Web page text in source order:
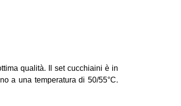
qualità. Il set cucchiaini è in
a una temperatura di 50/55°C.